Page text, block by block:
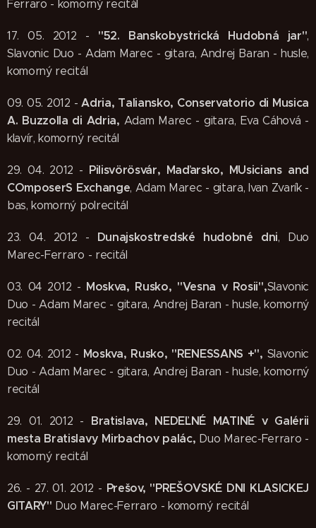
Ferraro - komorný recitál
17. 05. 2012 - "52. Banskobystrická Hudobná jar",
Slavonic Duo - Adam Marec - gitara, Andrej Baran - husle,
komorný recitál
09. 05. 2012 -Adria, Taliansko, Conservatorio di Musica
A. Buzzolla di Adria, Adam Marec - gitara, Eva Cáhová -
klavír, komorný recitál
29. 04. 2012 - Pilisvörösvár, Maďarsko, MUsicians and
COmposerS Exchange, Adam Marec - gitara, Ivan Zvarík -
bas, komorný polrecitál
23. 04. 2012 - Dunajskostredské hudobné dni, Duo
Marec-Ferraro - recitál
03. 04 2012 - Moskva, Rusko, "Vesna v Rosii",Slavonic
Duo - Adam Marec - gitara, Andrej Baran - husle, komorný
recitál
02. 04. 2012 - Moskva, Rusko, "RENESSANS +", Slavonic
Duo - Adam Marec - gitara, Andrej Baran - husle, komorný
recitál
29. 01. 2012 - Bratislava, NEDEĽNÉ MATINÉ v Galérii
mesta Bratislavy Mirbachov palác, Duo Marec-Ferraro -
komorný recitál
26. - 27. 01. 2012 - Prešov, "PREŠOVSKÉ DNI KLASICKEJ
GITARY" Duo Marec-Ferraro - komorný recitál